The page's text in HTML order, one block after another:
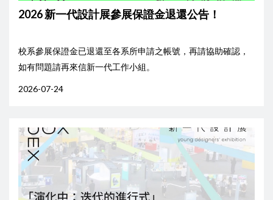
2026 新一代設計展參展保證金退還公告！
校系參展保證金已退還至各系所申請之帳號，再請協助確認，
如有問題請再來信新一代工作小組。
2026-07-24